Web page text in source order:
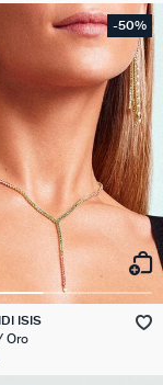
-50%
ISIS
Oro